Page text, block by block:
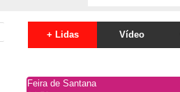
+ Lidas Vídeo
Feira de Santana